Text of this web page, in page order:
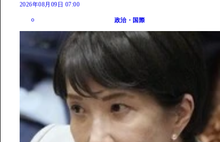
2026年08月09日 07:00
政治・国際